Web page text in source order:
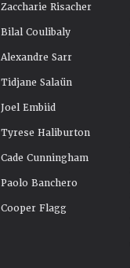
Zaccharie Risacher
Bilal Coulibaly
Alexandre Sarr
Tidjane Salaün
Joel Embiid
Tyrese Haliburton
Cade Cunningham
Paolo Banchero
Cooper Flagg